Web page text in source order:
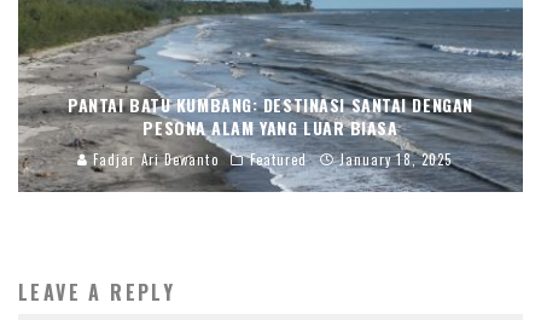
PANTAI BATU KUMBANG: DESTINASI SANTAI DENGAN
PESONA ALAM YANG LUAR BIASA
Fadjar Ari Dewanto Featured January 18, 2025
LEAVE A REPLY